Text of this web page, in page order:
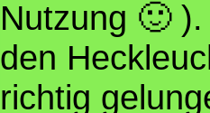
Nutzung 🙂
den
richtig